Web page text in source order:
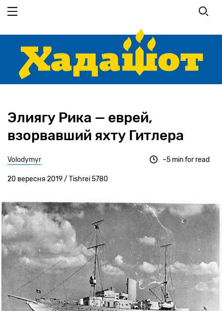
основного
Элиягу Рика — еврей,
взорвавший яхту Гитлера
Volodymyr
20 вересня 2019 / Tishrei 5780
~5 min for read